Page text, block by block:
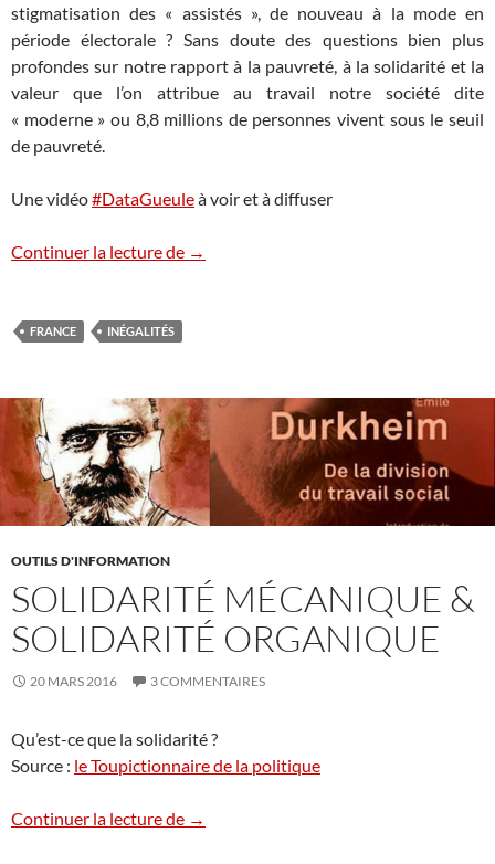
stigmatisation des « assistés », de nouveau à la mode en
période électorale ? Sans doute des questions bien plus
profondes sur notre rapport à la pauvreté, à la solidarité et la
valeur que l’on attribue au travail notre société dite
« moderne » ou 8,8 millions de personnes vivent sous le seuil
de pauvreté.
Une vidéo#DataGueuleà voir et à diffuser
Continuer la lecture de Assistanat : un mythe qui ronge la
→
FRANCE INÉGALITÉS
OUTILS D'INFORMATION
SOLIDARITÉ MÉCANIQUE &
SOLIDARITÉ ORGANIQUE
20 MARS 2016 3 COMMENTAIRES
Qu’est-ce que la solidarité ?
Source : le Toupictionnaire de la politique
Continuer la lecture de Solidarité mécanique & Solidarité
→